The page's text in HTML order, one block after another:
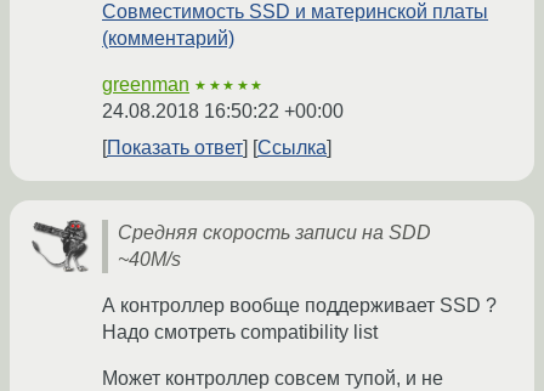
Совместимость SSD и материнской платы
(комментарий)
greenman ★★★★★
24.08.2018 16:50:22 +00:00
Показать ответ
Ссылка
Средняя скорость записи на SDD
~40M/s
А контроллер вообще поддерживает SSD ?
Надо смотреть compatibility list
Может контроллер совсем тупой, и не